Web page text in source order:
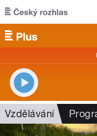
Přejít k hlavnímu obsahu
Vzdělávání